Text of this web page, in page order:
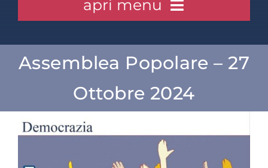
apri menu
CLASS ACTION RAI
ATTIVITÀ
Assemblea Popolare – 27
Ottobre 2024